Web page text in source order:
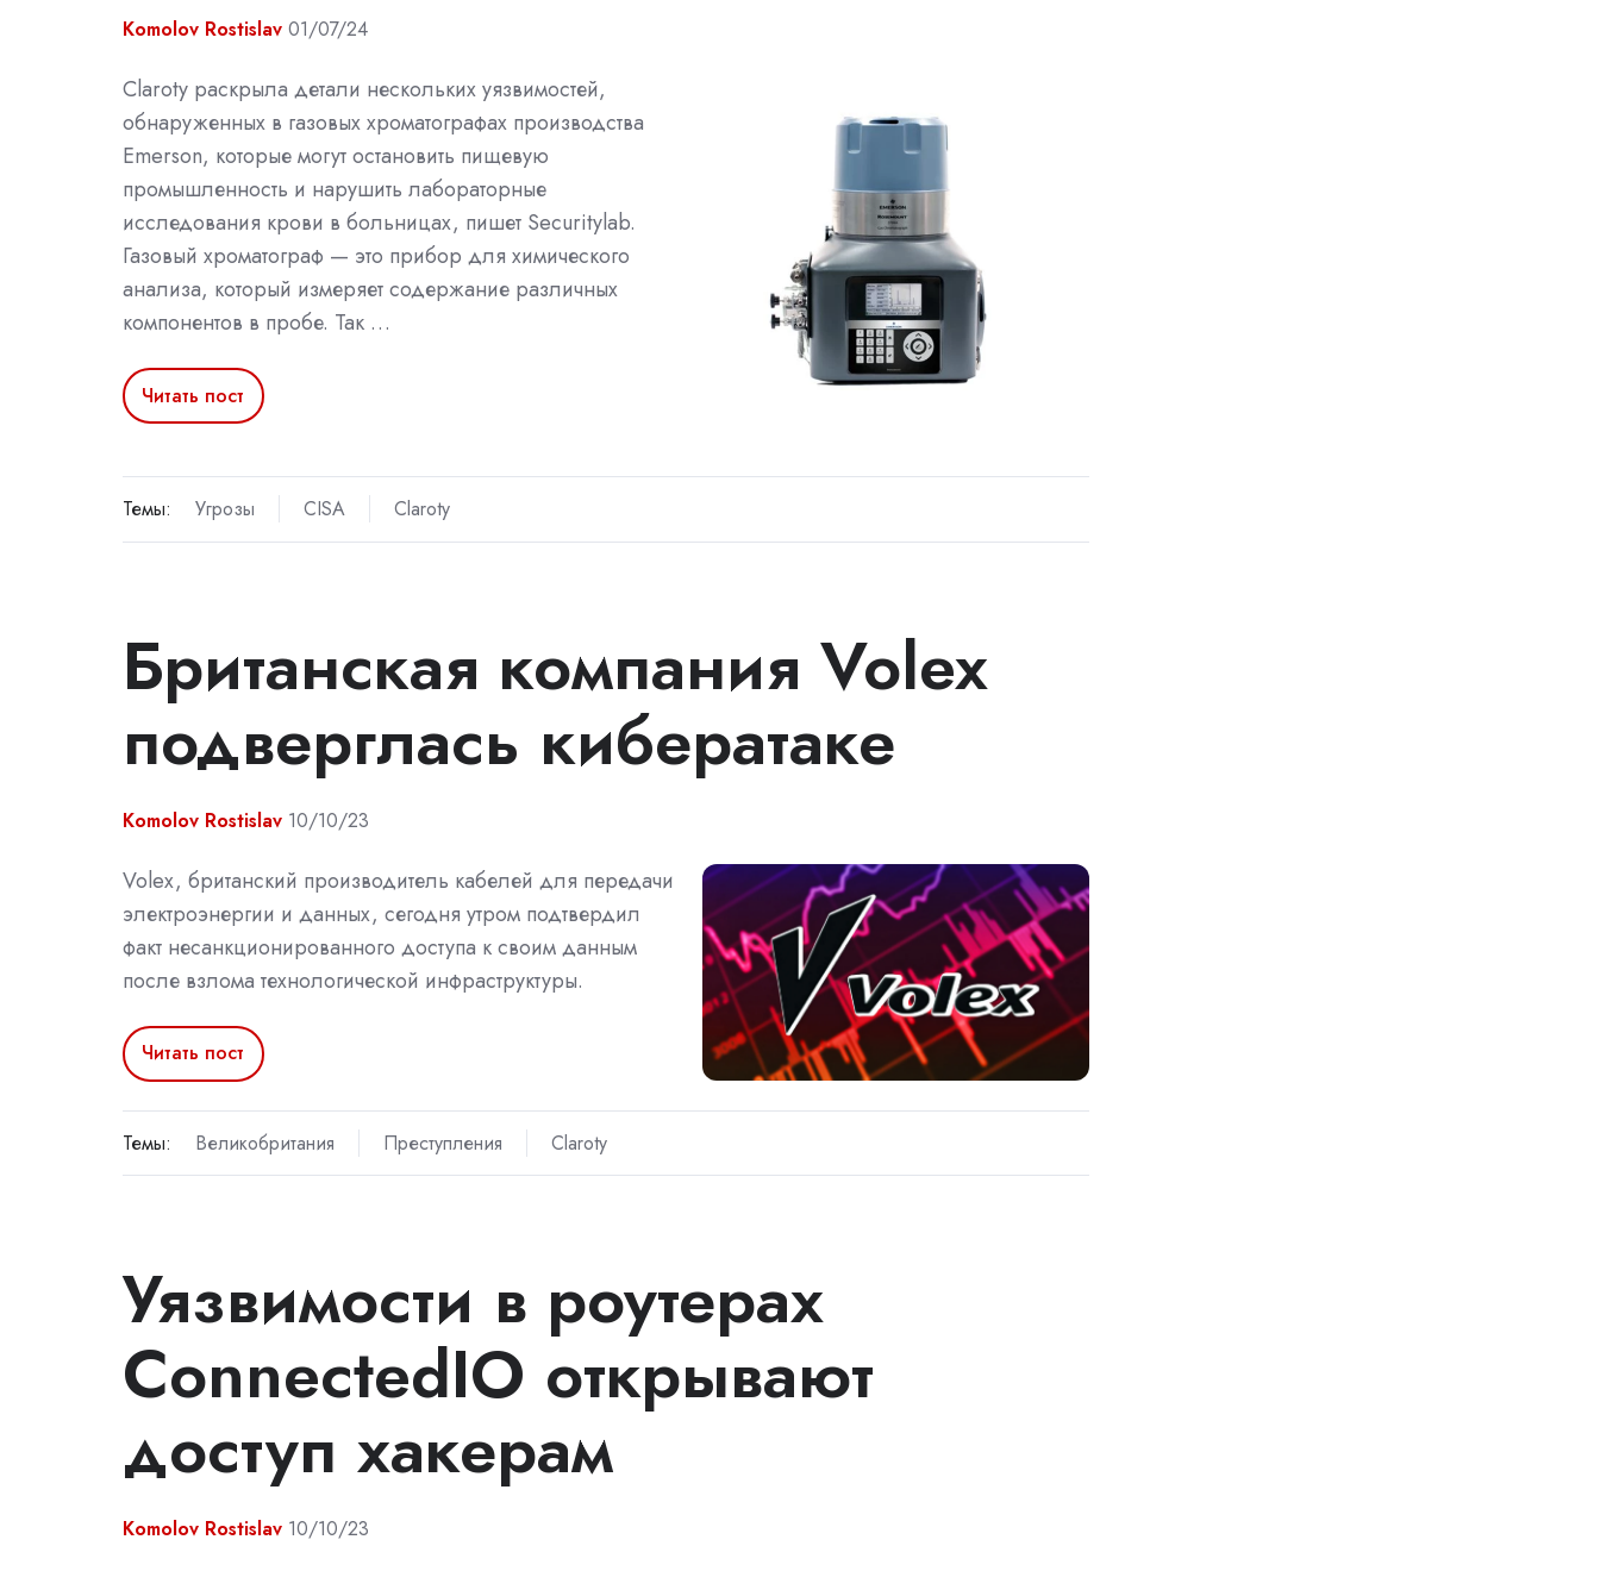
Komolov Rostislav 01/07/24
Claroty раскрыла детали нескольких уязвимостей,
обнаруженных в газовых хроматографах производства
Emerson, которые могут остановить пищевую
промышленность и нарушить лабораторные
исследования крови в больницах, пишет Securitylab.
Газовый хроматограф — это прибор для химического
анализа, который измеряет содержание различных
компонентов в пробе. Так …
Читать пост
Темы: Угрозы CISA Claroty
Британская компания Volex
подверглась кибератаке
Komolov Rostislav 10/10/23
Volex, британский производитель кабелей для передачи
электроэнергии и данных, сегодня утром подтвердил
факт несанкционированного доступа к своим данным
после взлома технологической инфраструктуры.
Читать пост
Темы: Великобритания Преступления Claroty
Уязвимости в роутерах
ConnectedIO открывают
доступ хакерам
Komolov Rostislav 10/10/23